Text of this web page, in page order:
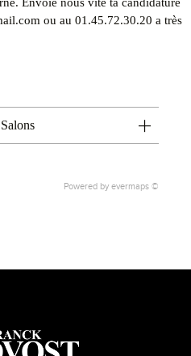
Envoie nous vite ta candidature
ou au 01.45.72.30.20 a très
Powered by evermaps ©